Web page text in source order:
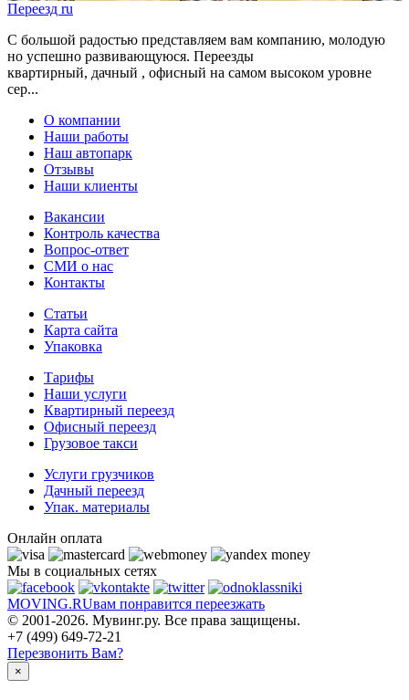
Переезд ru
С большой радостью представляем вам компанию, молодую
но успешно развивающуюся. Переезды
квартирный, дачный , офисный на самом высоком уровне
сер...
О компании
Наши работы
Наш автопарк
Отзывы
Наши клиенты
Вакансии
Контроль качества
Вопрос-ответ
СМИ о нас
Контакты
Статьи
Карта сайта
Упаковка
Тарифы
Наши услуги
Квартирный переезд
Офисный переезд
Грузовое такси
Услуги грузчиков
Дачный переезд
Упак. материалы
Онлайн оплата
Мы в социальных сетях
MOVING.RUвам понравится переезжать
© 2001-2026. Мувинг.ру. Все права защищены.
+7 (499) 649-72-21
Перезвонить Вам?
×